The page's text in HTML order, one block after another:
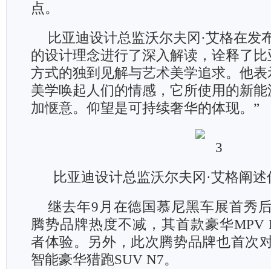
点。
比亚迪设计总监沃尔夫冈·艾格在发
的设计理念进行了深入解读，诠释了
方式的独到见解与艺术美学追求。他表
美学唤起人们的情感，它所使用的新
加惬意。仰望是可持续奢华的体现。”
比亚迪设计总监沃尔夫冈·艾格阐
继去年9月在德国慕尼黑车展首秀
腾势品牌热度不减，其首款豪华MPV
者体验。另外，此次腾势品牌也首次
智能豪华猎跑SUV N7。